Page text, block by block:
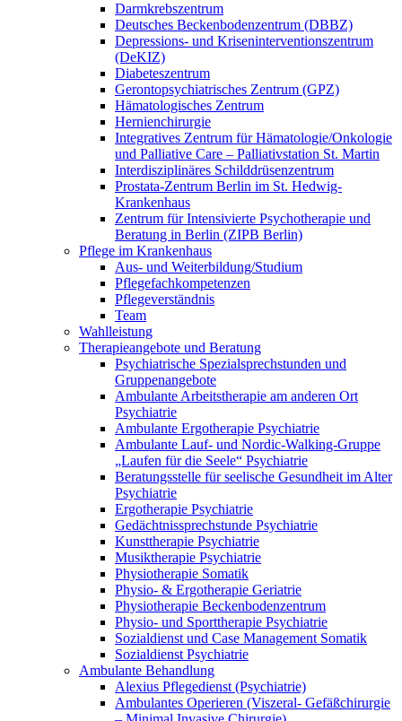
Darmkrebszentrum
Deutsches Beckenbodenzentrum (DBBZ)
Depressions- und Kriseninterventionszentrum
(DeKIZ)
Diabeteszentrum
Gerontopsychiatrisches Zentrum (GPZ)
Hämatologisches Zentrum
Hernienchirurgie
Integratives Zentrum für Hämatologie/Onkologie
und Palliative Care – Palliativstation St. Martin
Interdisziplinäres Schilddrüsenzentrum
Prostata-Zentrum Berlin im St. Hedwig-
Krankenhaus
Zentrum für Intensivierte Psychotherapie und
Beratung in Berlin (ZIPB Berlin)
Pflege im Krankenhaus
Aus- und Weiterbildung/Studium
Pflegefachkompetenzen
Pflegeverständnis
Team
Wahlleistung
Therapieangebote und Beratung
Psychiatrische Spezialsprechstunden und
Gruppenangebote
Ambulante Arbeitstherapie am anderen Ort
Psychiatrie
Ambulante Ergotherapie Psychiatrie
Ambulante Lauf- und Nordic-Walking-Gruppe
„Laufen für die Seele“ Psychiatrie
Beratungsstelle für seelische Gesundheit im Alter
Psychiatrie
Ergotherapie Psychiatrie
Gedächtnissprechstunde Psychiatrie
Kunsttherapie Psychiatrie
Musiktherapie Psychiatrie
Physiotherapie Somatik
Physio- & Ergotherapie Geriatrie
Physiotherapie Beckenbodenzentrum
Physio- und Sporttherapie Psychiatrie
Sozialdienst und Case Management Somatik
Sozialdienst Psychiatrie
Ambulante Behandlung
Alexius Pflegedienst (Psychiatrie)
Ambulantes Operieren (Viszeral- Gefäßchirurgie